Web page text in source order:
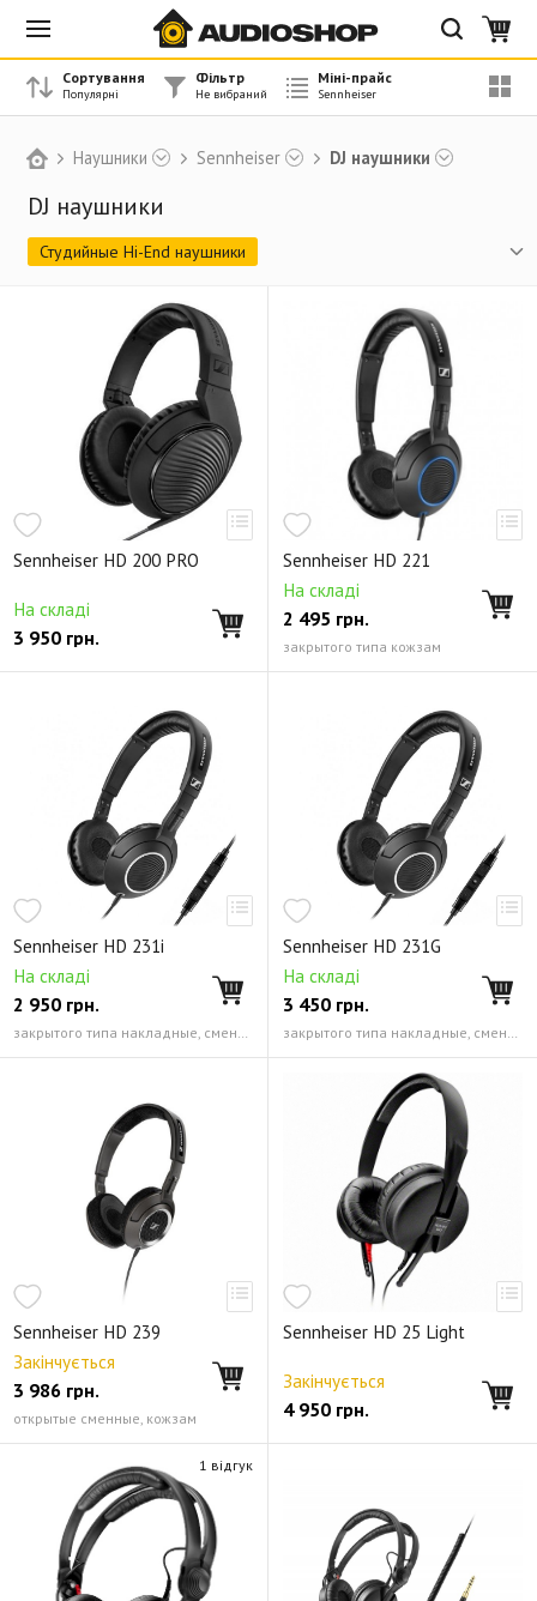
Наушники Sennheiser DJ наушники
DJ наушники
Студийные Hi-End наушники
PRO гарнитуры
Аксессуары к PRO гарнитурам
Игровые гарнитуры
Амбюшуры
Кабель
Аксессуары
Наушники класса HI-FI
Беспроводные наушники
Портативные бюджетные наушники
Мониторные портативные наушники
Серия StreetWear
Снято с производства
Sennheiser HD 200 PRO
На складі
3 950 грн.
Sennheiser HD 221
На складі
2 495 грн.
закрытого типа кожзам
Sennheiser HD 231i
На складі
2 950 грн.
закрытого типа накладные, сменные (кожзам)
Sennheiser HD 231G
На складі
3 450 грн.
закрытого типа накладные, сменные (кожзам)
Sennheiser HD 239
Закінчується
3 986 грн.
открытые сменные, кожзам
Sennheiser HD 25 Light
Закінчується
4 950 грн.
1 відгук
Сортування Фільтр Міні-прайс